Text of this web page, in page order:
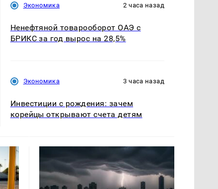
Экономика 2 часа назад
Ненефтяной товарооборот ОАЭ с
БРИКС за год вырос на 28,5%
Экономика 3 часа назад
Инвестиции с рождения: зачем
корейцы открывают счета детям